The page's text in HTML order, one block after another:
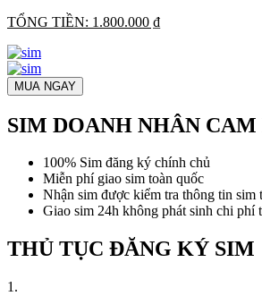
TỔNG TIỀN: 1.800.000 ₫
MUA NGAY
SIM DOANH NHÂN
100% Sim đăng ký chính chủ
Miễn phí giao sim toàn quốc
Nhận sim được kiểm tra thông tin sim
Giao sim 24h không phát sinh chi
THỦ TỤC ĐĂNG KÝ SIM
1.